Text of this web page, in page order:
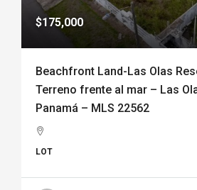
$175,000
Beachfront Land-Las Olas
Terreno frente al mar – Las
Panamá – MLS 22562
LOT